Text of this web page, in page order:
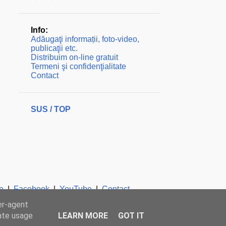
Info:
Adăugaţi informații, foto-video,
publicaţii etc.
Distribuim on-line gratuit
Termeni şi confidenţialitate
Contact
SUS / TOP
|Facebook|YouTube|Contact
agent
usage
LEARN MORE GOT IT